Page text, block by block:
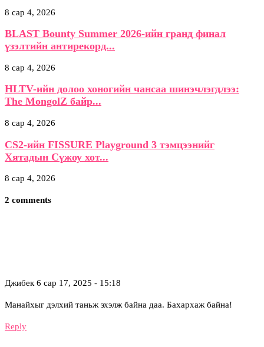
8 сар 4, 2026
BLAST Bounty Summer 2026-ийн гранд финал
үзэлтийн антирекорд...
8 сар 4, 2026
HLTV-ийн долоо хоногийн чансаа шинэчлэгдлээ:
The MongolZ байр...
8 сар 4, 2026
CS2-ийн FISSURE Playground 3 тэмцээнийг
Хятадын Сүжоу хот...
8 сар 4, 2026
2 comments
Джибек 6 сар 17, 2025 - 15:18
Манайхыг дэлхий таньж эхэлж байна даа. Бахархаж байна!
Reply